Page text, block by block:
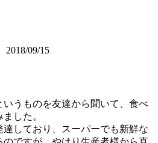
2018/09/15
いうものを友達から聞いて、食べ
した。
しており、スーパーでも新鮮な